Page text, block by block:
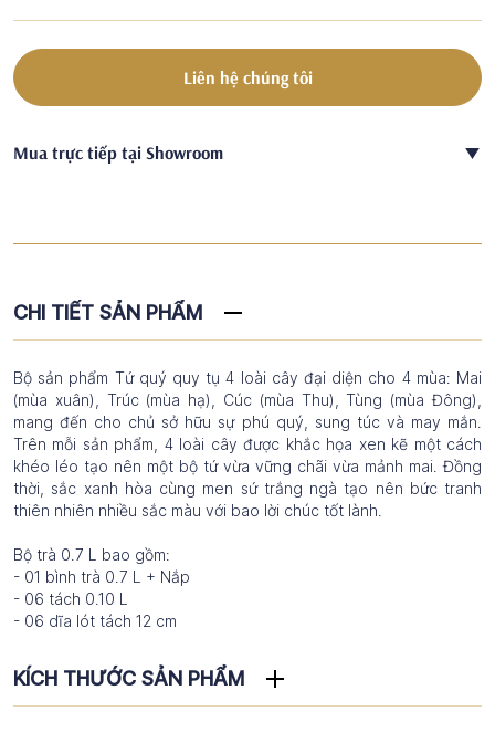
Liên hệ chúng tôi
Mua trực tiếp tại Showroom
CHI TIẾT SẢN PHẨM
Bộ sản phẩm Tứ quý quy tụ 4 loài cây đại diện cho 4 mùa: Mai
(mùa xuân), Trúc (mùa hạ), Cúc (mùa Thu), Tùng (mùa Đông),
mang đến cho chủ sở hữu sự phú quý, sung túc và may mắn.
Trên mỗi sản phẩm, 4 loài cây được khắc họa xen kẽ một cách
khéo léo tạo nên một bộ tứ vừa vững chãi vừa mảnh mai. Đồng
thời, sắc xanh hòa cùng men sứ trắng ngà tạo nên bức tranh
thiên nhiên nhiều sắc màu với bao lời chúc tốt lành.
Bộ trà 0.7 L bao gồm:
- 01 bình trà 0.7 L + Nắp
- 06 tách 0.10 L
- 06 dĩa lót tách 12 cm
KÍCH THƯỚC SẢN PHẨM